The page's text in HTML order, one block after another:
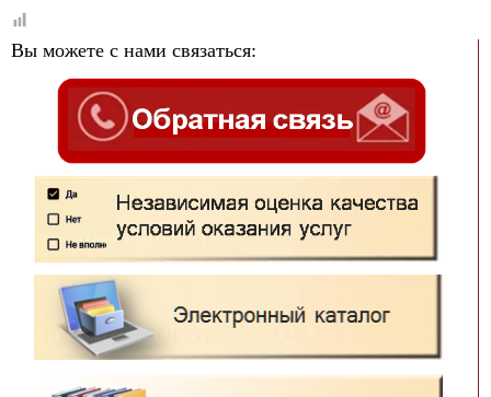
Вы можете с нами связаться: